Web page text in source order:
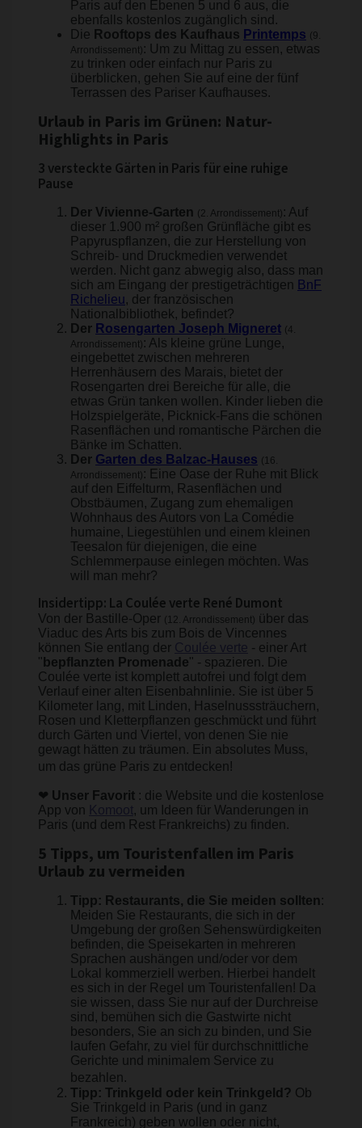
Paris auf den Ebenen 5 und 6 aus, die
ebenfalls kostenlos zugänglich sind.
Die Rooftops des Kaufhaus Printemps (9.
Arrondissement) : Um zu Mittag zu essen, etwas
zu trinken oder einfach nur Paris zu
überblicken, gehen Sie auf eine der fünf
Terrassen des Pariser Kaufhauses.
Urlaub in Paris im Grünen: Natur-
Highlights in Paris
3 versteckte Gärten in Paris für eine ruhige
Pause
Der Vivienne-Garten (2. Arrondissement) : Auf
dieser 1.900 m² großen Grünfläche gibt es
Papyruspflanzen, die zur Herstellung von
Schreib- und Druckmedien verwendet
werden. Nicht ganz abwegig also, dass man
sich am Eingang der prestigeträchtigen BnF
Richelieu, der französischen
Nationalbibliothek, befindet?
Der Rosengarten Joseph Migneret (4.
Arrondissement) : Als kleine grüne Lunge,
eingebettet zwischen mehreren
Herrenhäusern des Marais, bietet der
Rosengarten drei Bereiche für alle, die
etwas Grün tanken wollen. Kinder lieben die
Holzspielgeräte, Picknick-Fans die schönen
Rasenflächen und romantische Pärchen die
Bänke im Schatten.
Der Garten des Balzac-Hauses (16.
Arrondissement) : Eine Oase der Ruhe mit Blick
auf den Eiffelturm, Rasenflächen und
Obstbäumen, Zugang zum ehemaligen
Wohnhaus des Autors von La Comédie
humaine, Liegestühlen und einem kleinen
Teesalon für diejenigen, die eine
Schlemmerpause einlegen möchten. Was
will man mehr?
Insidertipp: La Coulée verte René Dumont
Von der Bastille-Oper (12. Arrondissement) über das
Viaduc des Arts bis zum Bois de Vincennes
können Sie entlang der Coulée verte - einer Art
" bepflanzten Promenade" - spazieren. Die
Coulée verte ist komplett autofrei und folgt dem
Verlauf einer alten Eisenbahnlinie. Sie ist über 5
Kilometer lang, mit Linden, Haselnusssträuchern,
Rosen und Kletterpflanzen geschmückt und führt
durch Gärten und Viertel, von denen Sie nie
gewagt hätten zu träumen. Ein absolutes Muss,
um das grüne Paris zu entdecken!
❤ Unser Favorit : die Website und die kostenlose
App von Komoot, um Ideen für Wanderungen in
Paris (und dem Rest Frankreichs) zu finden.
5 Tipps, um Touristenfallen im Paris
Urlaub zu vermeiden
Tipp: Restaurants, die Sie meiden sollten:
Meiden Sie Restaurants, die sich in der
Umgebung der großen Sehenswürdigkeiten
befinden, die Speisekarten in mehreren
Sprachen aushängen und/oder vor dem
Lokal kommerziell werben. Hierbei handelt
es sich in der Regel um Touristenfallen! Da
sie wissen, dass Sie nur auf der Durchreise
sind, bemühen sich die Gastwirte nicht
besonders, Sie an sich zu binden, und Sie
laufen Gefahr, zu viel für durchschnittliche
Gerichte und minimalem Service zu
bezahlen.
Tipp: Trinkgeld oder kein Trinkgeld? Ob
Sie Trinkgeld in Paris (und in ganz
Frankreich) geben wollen oder nicht,